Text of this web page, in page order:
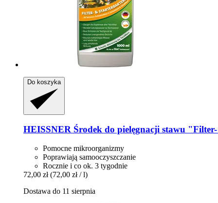
Do koszyka
HEISSNER Środek do pielęgnacji stawu
Pomocne mikroorganizmy
Poprawiają samooczyszczanie
Rocznie i co ok. 3 tygodnie
72,00 zł (72,00 zł / l)
Dostawa do 11 sierpnia